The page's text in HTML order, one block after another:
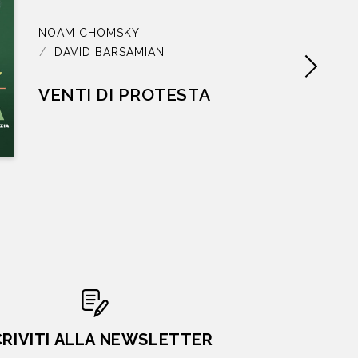
NOAM CHOMSKY
DAVID BARSAMIAN
VENTI DI PROTESTA
ALLA NEWSLETTER